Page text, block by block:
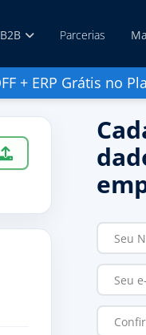
Parcerias
+ ERP Grátis no